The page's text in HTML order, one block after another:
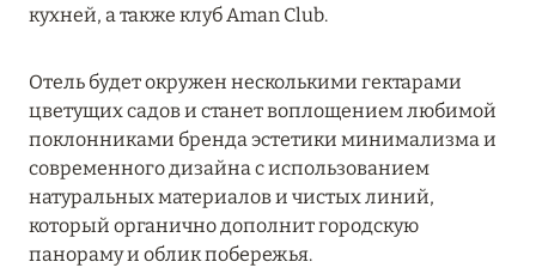
Подробнее
13 мая 2025
ЗАБРОНИРУЙТЕ FOUR SEASONS RESORT
DUBAI AT JUMEIRAH BEACH ПО ЛУЧШИМ
ЦЕНАМ
Подробнее
кухней, а также клуб Aman Club.
Отель будет окружен несколькими гектарами
цветущих садов и станет воплощением любимой
поклонниками бренда эстетики минимализма и
современного дизайна с использованием
натуральных материалов и чистых линий,
который органично дополнит городскую
панораму и облик побережья.